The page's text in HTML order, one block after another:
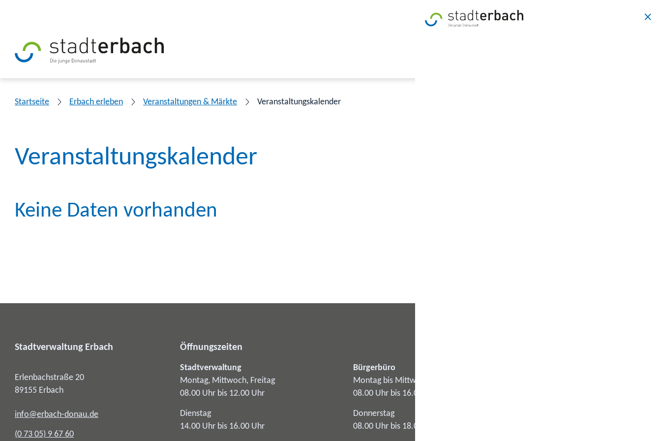
Startseite Erbach erleben Veranstaltungen & Märkte Veranstaltungskalender
Veranstaltungskalender
Keine Daten vorhanden
Stadtverwaltung Erbach
Erlenbachstraße 20
89155 Erbach
info@erbach-donau.de
(0 73 05) 9 67 60
Öffnungszeiten
Stadtverwaltung
Montag, Mittwoch, Freitag
08.00 Uhr bis 12.00 Uhr
Dienstag
14.00 Uhr bis 16.00 Uhr
Bürgerbüro
Montag bis Mittwoch
08.00 Uhr bis 16.00 Uhr
Donnerstag
08.00 Uhr bis 18.00 Uhr